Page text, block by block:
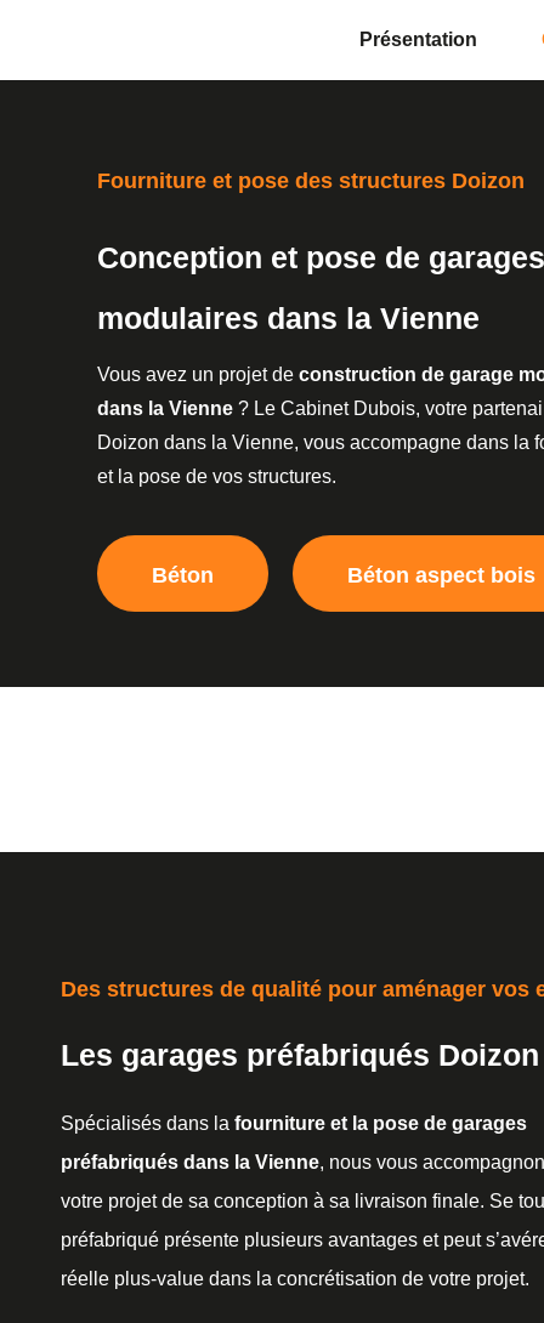
Présentation
Fourniture et pose des structures Doizon
Conception et pose de garages
modulaires dans la Vienne
Vous avez un projet de construction de garage
dans la Vienne ? Le Cabinet Dubois, votre
Doizon dans la Vienne, vous accompagne dans la
et la pose de vos structures.
Béton Béton aspect bois
Des structures de qualité pour aménager vos
Les garages préfabriqués Doizon
Spécialisés dans la fourniture et la pose de garages
préfabriqués dans la Vienne, nous vous
votre projet de sa conception à sa livraison finale. Se
préfabriqué présente plusieurs avantages et peut
réelle plus-value dans la concrétisation de votre projet.